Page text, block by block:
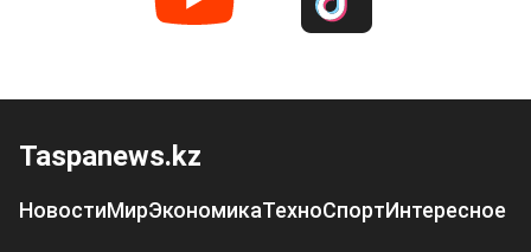
Taspanews.kz
НовостиМирЭкономикаТехноСпортИнтересное